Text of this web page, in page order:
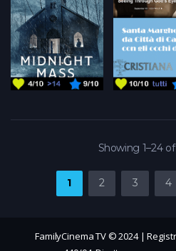
Showing 1–24
1 2 3 4
FamilyCinema TV © 2024 |